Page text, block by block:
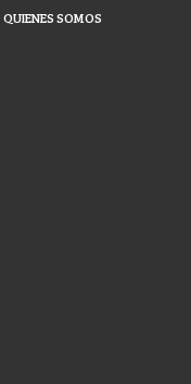
QUIENES SOMOS